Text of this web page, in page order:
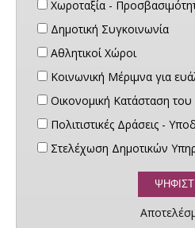
Χωροταξία -
Δημοτική Συγκοινωνία
Αθλητικοί Χώροι
Κοινωνική Μέριμνα για
Οικονομική Κατάσταση
Πολιτιστικές Δράσεις -
Στελέχωση Δημοτικών